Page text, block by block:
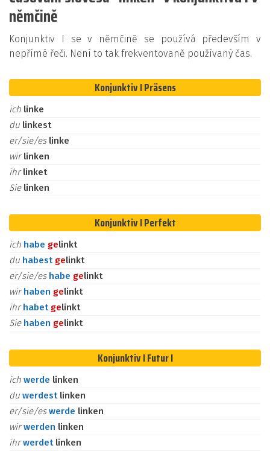
němčině
Konjunktiv I se v němčině se používá především v
nepřímé řeči. Není to tak frekventovaně používaný čas.
Konjunktiv I Präsens
ich linke
du linkest
er/sie/es linke
wirlinken
ihrlinket
Sie linken
Konjunktiv I Perfekt
ich habe gelinkt
du habest gelinkt
er/sie/es habe gelinkt
wirhaben gelinkt
ihrhabet gelinkt
Sie haben gelinkt
Konjunktiv I Futur I
ich werde linken
du werdest linken
er/sie/eswerde linken
wirwerden linken
ihrwerdet linken